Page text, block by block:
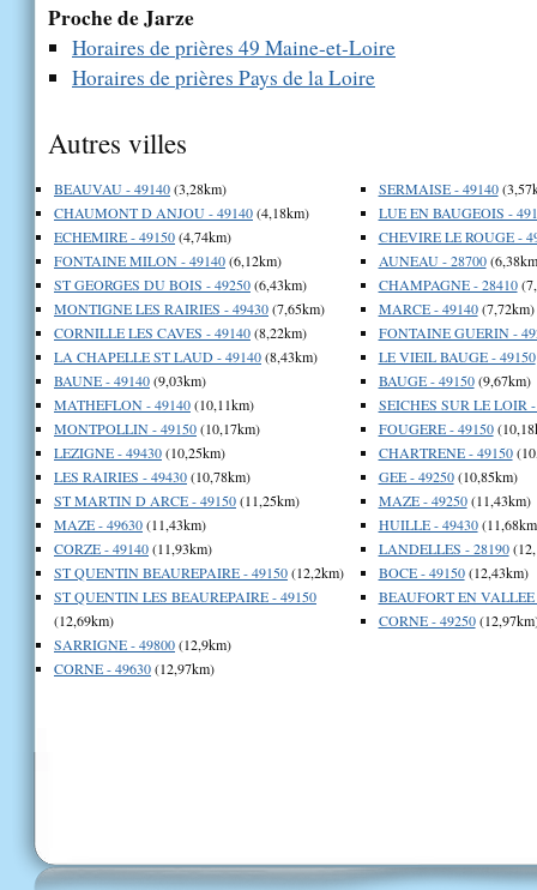
Proche de Jarze
Horaires de prières 49 Maine-et-Loire
Horaires de prières Pays de la Loire
Autres villes
BEAUVAU - 49140(3,28km)
CHAUMONT D ANJOU - 49140(4,18km)
ECHEMIRE - 49150(4,74km)
FONTAINE MILON - 49140(6,12km)
ST GEORGES DU BOIS - 49250(6,43km)
MONTIGNE LES RAIRIES - 49430(7,65km)
CORNILLE LES CAVES - 49140(8,22km)
LA CHAPELLE ST LAUD - 49140(8,43km)
BAUNE - 49140(9,03km)
MATHEFLON - 49140(10,11km)
MONTPOLLIN - 49150(10,17km)
LEZIGNE - 49430(10,25km)
LES RAIRIES - 49430(10,78km)
ST MARTIN D ARCE - 49150(11,25km)
MAZE - 49630(11,43km)
CORZE - 49140(11,93km)
ST QUENTIN BEAUREPAIRE - 49150(12,2km)
ST QUENTIN LES BEAUREPAIRE - 49150
(12,69km)
SARRIGNE - 49800(12,9km)
CORNE - 49630(12,97km)
SERMAISE - 49140
LUE EN BAUGEOIS -
CHEVIRE LE ROUGE -
AUNEAU - 28700
CHAMPAGNE - 28410
MARCE - 49140(7,72km)
FONTAINE GUERIN -
LE VIEIL BAUGE - 49150
BAUGE - 49150(9,67km)
SEICHES SUR LE LOIR
FOUGERE - 49150
CHARTRENE - 49150
GEE - 49250(10,85km)
MAZE - 49250(11,43km)
HUILLE - 49430
LANDELLES - 28190
BOCE - 49150(12,43km)
BEAUFORT EN VALLEE
CORNE - 49250